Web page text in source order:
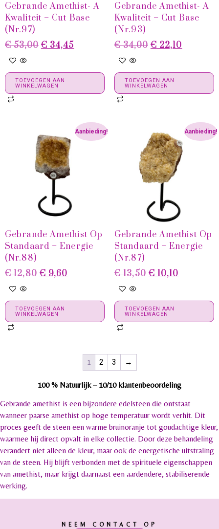
Gebrande Amethist- A
Kwaliteit – Cut Base
(Nr.97)
€53,00 € 34,45
TOEVOEGEN AAN
WINKELWAGEN
Gebrande Amethist- A
Kwaliteit – Cut Base
(Nr.93)
€34,00 € 22,10
TOEVOEGEN AAN
WINKELWAGEN
Aanbieding!
Gebrande Amethist Op
Standaard – Energie
(Nr.88)
€12,80 € 9,60
TOEVOEGEN AAN
WINKELWAGEN
Aanbieding!
Gebrande Amethist Op
Standaard – Energie
(Nr.87)
€13,50 € 10,10
TOEVOEGEN AAN
WINKELWAGEN
1 2 3 →
100 % Natuurlijk –10/10 klantenbeoordeling
Gebrande amethist is een bijzondere edelsteen die ontstaat
wanneer paarse amethist op hoge temperatuur wordt verhit. Dit
proces geeft de steen een warme bruinoranje tot goudachtige kleur,
waarmee hij direct opvalt in elke collectie. Door deze behandeling
verandert niet alleen de kleur, maar ook de energetische uitstraling
van de steen. Hij blijft verbonden met de spirituele eigenschappen
van amethist, maar krijgt daarnaast een aardendere, stabiliserende
werking.
NEEM CONTACT OP